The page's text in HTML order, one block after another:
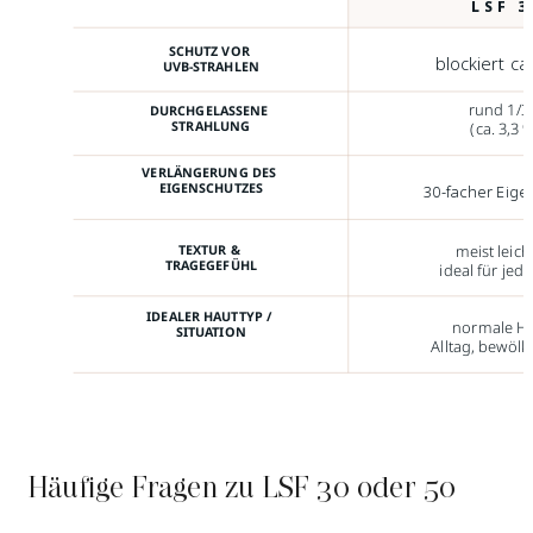
LSF
SCHUTZ VOR
UVB-STRAHLEN
blockiert
DURCHGELASSENE
STRAHLUNG
rund 1/
(ca. 3,3
VERLÄNGERUNG DES
EIGENSCHUTZES
30-facher
TEXTUR &
TRAGEGEFÜHL
meist
ideal für
IDEALER HAUTTYP /
SITUATION
normale
Alltag,
Häufige Fragen zu LSF 30 oder 50